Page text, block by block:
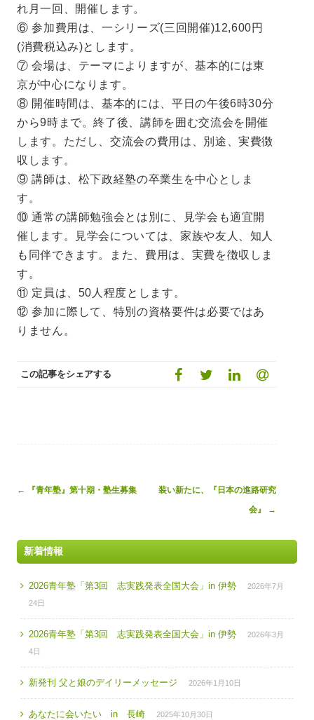
れ月一回、開催します。
⑥ 参加費用は、一シリーズ(三回開催)12,600円
(消費税込み)とします。
⑦ 会場は、テーマによりますが、基本的には東
京が中心になります。
⑧ 開催時間は、基本的には、平日の午後6時30分
から9時まで。終了後、講師を囲む交流会を開催
します。ただし、交流会の費用は、別途、実費徴
収します。
⑨ 講師は、松下政経塾の卒業生を中心としま
す。
⑩ 通常の講師勉強会とは別に、見学会も適宜開
催します。見学会については、家族や友人、知人
も同伴できます。また、費用は、実費を徴収しま
す。
⑪ 定員は、50人程度とします。
⑫ 参加に際して、特別の資格要件は必要ではあ
りません。
この記事をシェアする
Post
← 『青年塾』第十期・塾生募集
装い新たに、『日本の進路研究
会』
→
新着情報
2026青年塾「第3回 志実践発表全国大会」in 伊勢
2026年7月
24日
2026青年塾「第3回 志実践発表全国大会」in 伊勢
2026年3月
4日
新発刊 父と娘のデイリーメッセージ 2026年1月10日
あなたに会いたい in 長崎 2025年10月30日